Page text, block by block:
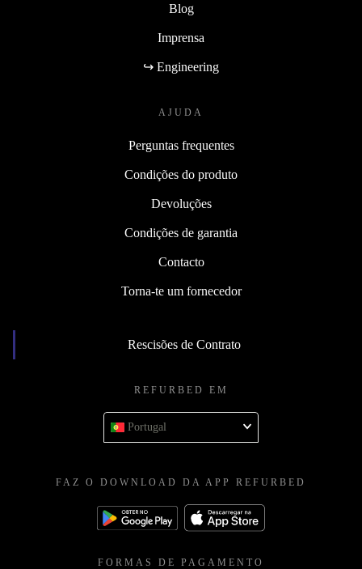
Blog
Imprensa
↪ Engineering
AJUDA
Perguntas frequentes
Condições do produto
Devoluções
Condições de garantia
Contacto
Torna-te um fornecedor
Rescisões de Contrato
REFURBED EM
Portugal
FAZ O DOWNLOAD DA APP REFURBED
FORMAS DE PAGAMENTO